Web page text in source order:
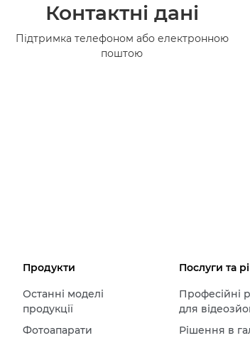
Контактні дані
Підтримка телефоном або електронною
поштою
Продукти
Останні моделі
продукції
Фотоапарати
Послуги та
Професійні
для
Рішення в